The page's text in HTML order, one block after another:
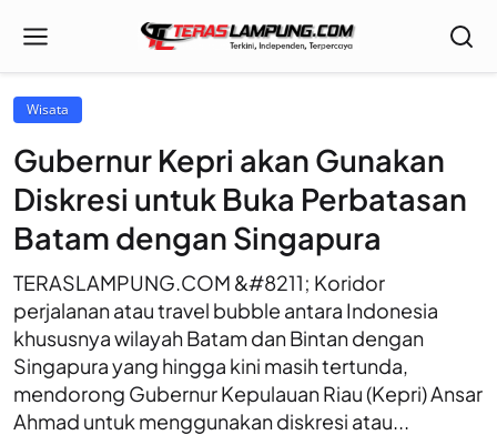
Wisata
Gubernur Kepri akan Gunakan
Diskresi untuk Buka Perbatasan
Batam dengan Singapura
TERASLAMPUNG.COM &#8211; Koridor
perjalanan atau travel bubble antara Indonesia
khususnya wilayah Batam dan Bintan dengan
Singapura yang hingga kini masih tertunda,
mendorong Gubernur Kepulauan Riau (Kepri) Ansar
Ahmad untuk menggunakan diskresi atau...